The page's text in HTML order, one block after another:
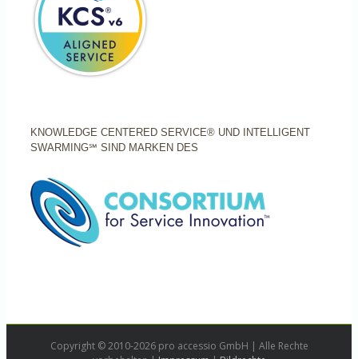
KNOWLEDGE CENTERED SERVICE® UND INTELLIGENT
SWARMING℠ SIND MARKEN DES
Copyright © 2010-2026 pro accessio GmbH | Alle Rechte